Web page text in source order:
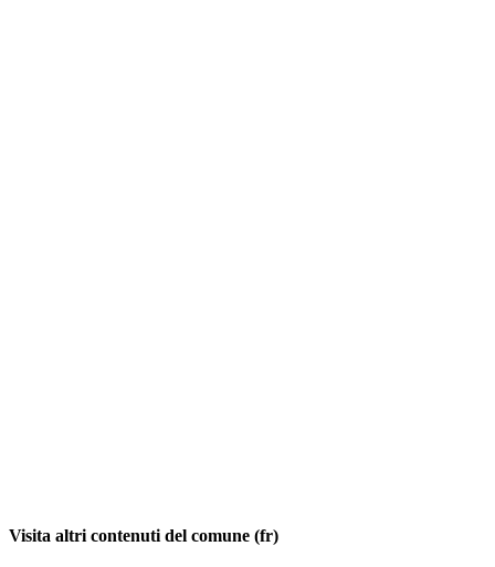
Visita altri contenuti del comune (fr)